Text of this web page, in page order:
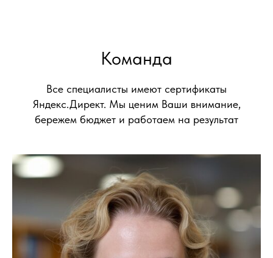
Команда
Все специалисты имеют сертификаты
Яндекс.Директ. Мы ценим Ваши внимание,
бережем бюджет и работаем на результат